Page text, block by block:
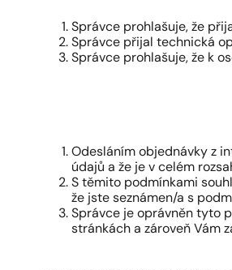
Správce prohlašuje, že
Správce přijal technická
Správce prohlašuje, že k
Odesláním objednávky z
údajů a že je v celém
S těmito podmínkami
že jste seznámen/a s
Správce je oprávněn tyto
stránkách a zároveň Vám